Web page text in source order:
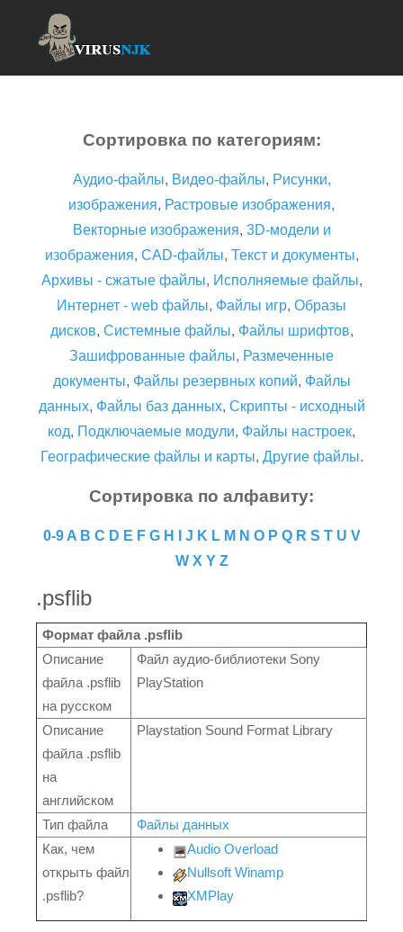
Сортировка по категориям:
Аудио-файлы, Видео-файлы, Рисунки,
изображения, Растровые изображения,
Векторные изображения, 3D-модели и
изображения, CAD-файлы, Текст и документы,
Архивы - сжатые файлы, Исполняемые файлы,
Интернет - web файлы, Файлы игр, Образы
дисков, Системные файлы, Файлы шрифтов,
Зашифрованные файлы, Размеченные
документы, Файлы резервных копий, Файлы
данных, Файлы баз данных, Скрипты - исходный
код, Подключаемые модули, Файлы настроек,
Географические файлы и карты, Другие файлы.
Сортировка по алфавиту:
0-9 A B C D E F G H J K L M N O P Q R S T U V
W X Y Z
.psflib
Формат файла .psflib
Описание
файла .psflib
на русском
Файл аудио-библиотеки Sony
PlayStation
Описание
файла .psflib
на
английском
Playstation Sound Format Library
Тип файла
Файлы данных
Как, чем
открыть файл
.psflib?
Audio Overload
Nullsoft Winamp
XMPlay